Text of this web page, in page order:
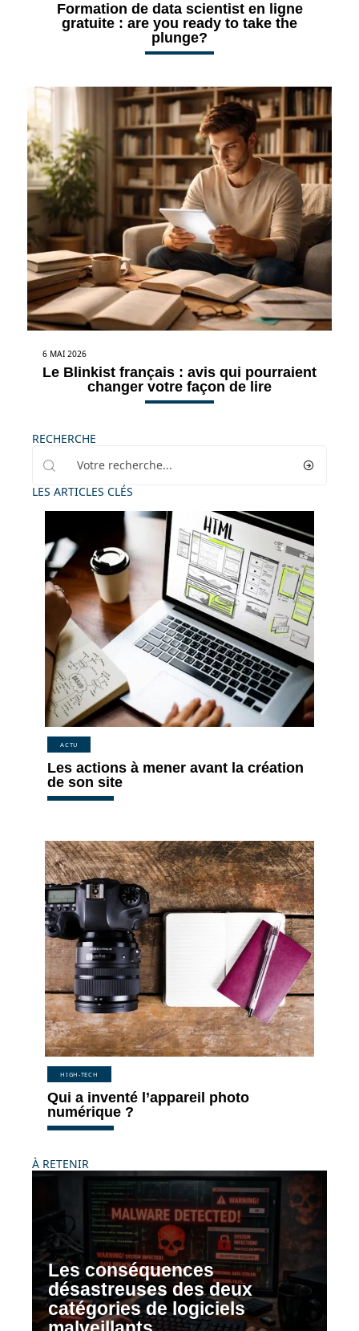
Formation de data scientist en ligne
gratuite : are you ready to take the
plunge?
6 MAI 2026
Le Blinkist français : avis qui pourraient
changer votre façon de lire
RECHERCHE
LES ARTICLES CLÉS
ACTU
Les actions à mener avant la création
de son site
HIGH-TECH
Qui a inventé l’appareil photo
numérique ?
À RETENIR
Les conséquences
désastreuses des deux
catégories de logiciels